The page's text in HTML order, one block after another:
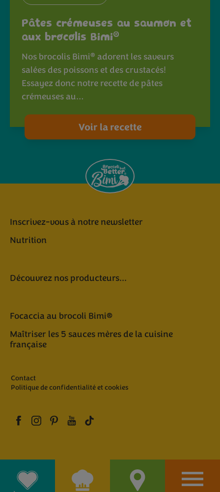
Pâtes crémeuses au saumon et
aux brocolis Bimi®
Nos brocolis Bimi® adorent les saveurs
salées des poissons et des crustacés!
Essayez donc notre recette de pâtes
crémeuses au…
Voir la recette
Inscrivez-vous à notre newsletter
Nutrition
Découvrez nos producteurs...
Focaccia au brocoli Bimi®
Maîtriser les 5 sauces mères de la cuisine
française
Contact
Politique de confidentialité et cookies